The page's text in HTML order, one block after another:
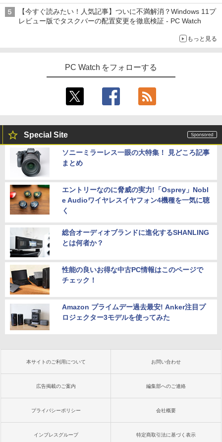
【今すぐ読みたい！人気記事】ついに不満解消？Windows 11プ
レビュー版でタスクバーの配置変更を徹底検証 - PC Watch
もっと見る
PC Watch をフォローする
Special Site
ソニーミラーレス一眼の大特集！ 見どころ記事
まとめ
エントリーなのに脅威の実力!「Osprey」Nobl
e Audioワイヤレスイヤフォン4機種を一気に聴
く
総合オーディオブランドに進化するSHANLING
とは何者か？
性能の良いお得な中古PC情報はこのページで
チェック！
Amazon プライムデー過去最安! Anker注目プ
ロジェクター3モデルを使ってみた
本サイトのご利用について お問い合わせ
広告掲載のご案内 編集部へのご連絡
プライバシーポリシー 会社概要
インプレスグループ 特定商取引法に基づく表示